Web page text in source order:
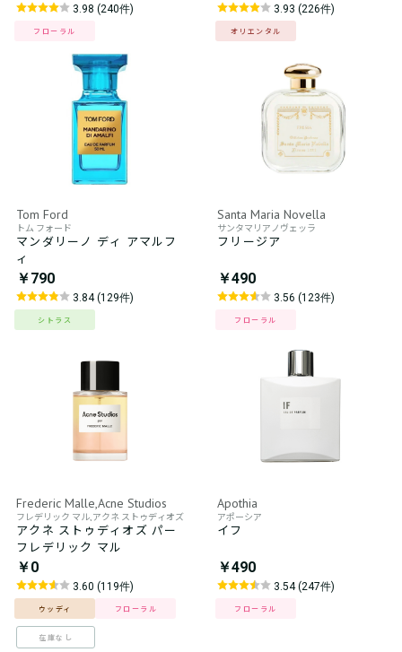
3.98 (240件)
フローラル
3.93 (226件)
オリエンタル
Tom Ford
トム フォード
マンダリーノ ディ アマルフ
ィ
￥790
3.84 (129件)
シトラス
Santa Maria Novella
サンタマリアノヴェッラ
フリージア
￥490
3.56 (123件)
フローラル
Frederic Malle,Acne Studios
フレデリック マル,アクネ ストゥディオズ
アクネ ストゥディオズ パー
フレデリック マル
￥0
3.60 (119件)
ウッディ フローラル
在庫なし
Apothia
アポーシア
イフ
￥490
3.54 (247件)
フローラル